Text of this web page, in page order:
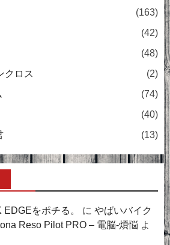
(163)
(42)
(48)
クロス
(2)
(74)
(40)
(13)
をポチる。 に やばいバイク
Reso Pilot PRO – 電脳-煩悩 よ